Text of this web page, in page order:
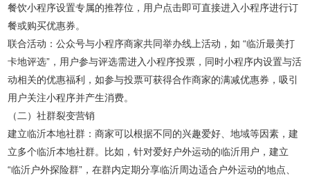
餐饮小程序设置专属的推荐位，用户点击即可直接进入小程序进行订
餐或购买优惠券。
联合活动：公众号与小程序商家共同举办线上活动，如 “临沂最美打
卡地评选”，用户参与评选需进入小程序投票，同时小程序内设置与活
动相关的优惠福利，如参与投票可获得合作商家的满减优惠券，吸引
用户关注小程序并产生消费。
（二）社群裂变营销
建立临沂本地社群：商家可以根据不同的兴趣爱好、地域等因素，建
立多个临沂本地社群。比如，针对爱好户外运动的临沂用户，建立
“临沂户外探险群”，在群内定期分享临沂周边适合户外运动的地点、